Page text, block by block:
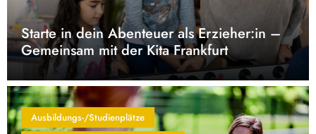
Starte in dein Abenteuer als Erzieher:in –
Gemeinsam mit der Kita Frankfurt
Ausbildungs-/Studienplätze